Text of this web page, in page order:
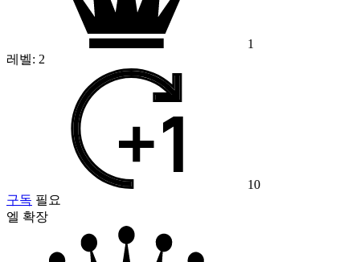
1
레벨: 2
10
구독 필요
엘 확장